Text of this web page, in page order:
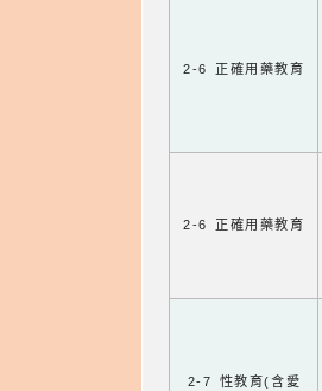
2-6 正確用藥教育
2-6 正確用藥教育
2-7 性教育(含愛